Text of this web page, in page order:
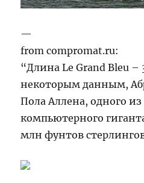
—
from compromat.ru:
“Длина Le Grand Bleu –
некоторым данным,
Пола Аллена, одного из
компьютерного
млн фунтов